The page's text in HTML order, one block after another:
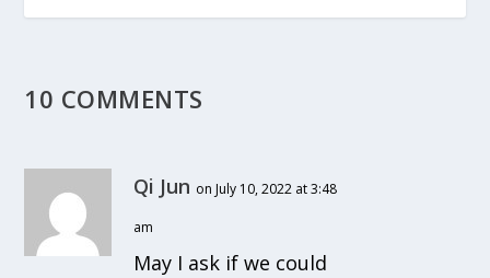
10 COMMENTS
Qi Jun on July 10, 2022 at 3:48
am
May I ask if we could